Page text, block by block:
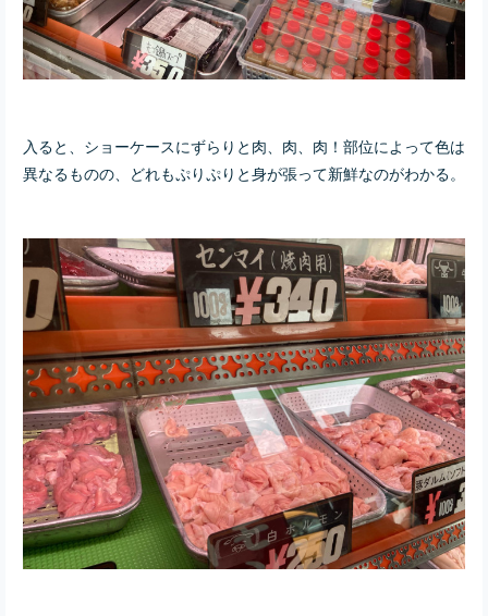
入ると、ショーケースにずらりと肉、肉、肉！部位によって色は
異なるものの、どれもぷりぷりと身が張って新鮮なのがわかる。